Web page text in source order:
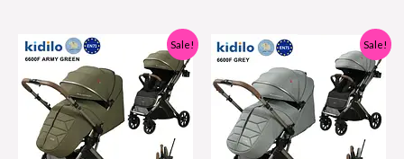
Sale!
Original
price
was:
699,00 ₾.
is:
339,00 ₾.
Sale!
Original
price
was:
699,00 ₾.
is:
339,00 ₾.